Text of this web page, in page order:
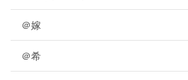
＠嫁
＠希